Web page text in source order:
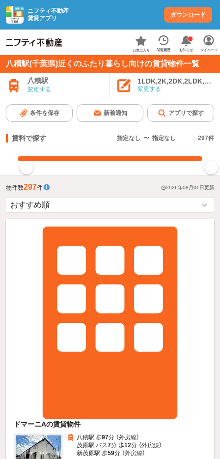
ニフティ不動産
賃貸アプリ
ダウンロード
お気に入り 閲覧履歴 お知らせ マイページ
八積駅(千葉県)近くのふたり暮らし向けの賃貸物件一覧
八積駅
変更する 変更する
条件を保存 新着通知 アプリで探す
賃料で探す 指定なし 〜 指定なし 297件
物件数297件 2026年08月01日更新
ドマーニAの賃貸物件
八積駅 歩97分 （外房線）
茂原駅 バス7分 歩12分 （外房線）
新茂原駅 歩59分 （外房線）